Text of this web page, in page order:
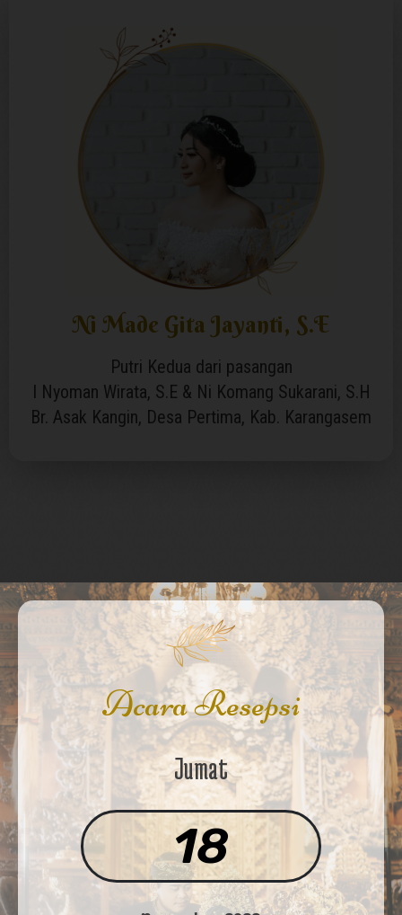
Ni Made Gita Jayanti, S.E
Putri Kedua dari pasangan
I Nyoman Wirata, S.E & Ni Komang Sukarani, S.H
Br. Asak Kangin, Desa Pertima, Kab. Karangasem
Acara Resepsi
Jumat
18